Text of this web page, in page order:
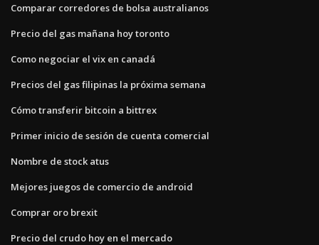
Comparar corredores de bolsa australianos
Precio del gas mañana hoy toronto
Como negociar el vix en canadá
Precios del gas filipinas la próxima semana
Cómo transferir bitcoin a bittrex
Primer inicio de sesión de cuenta comercial
Nombre de stock atus
Mejores juegos de comercio de android
Comprar oro brexit
Precio del crudo hoy en el mercado